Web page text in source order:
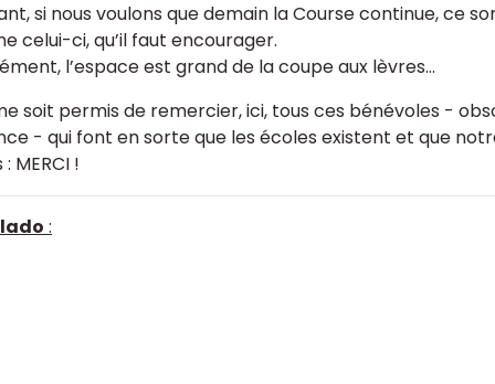
si nous voulons que demain la Course continue, ce
celui-ci, qu’il faut encourager.
l’espace est grand de la coupe aux lèvres...
soit permis de remercier, ici, tous ces bénévoles -
- qui font en sorte que les écoles existent et que
MERCI !
: